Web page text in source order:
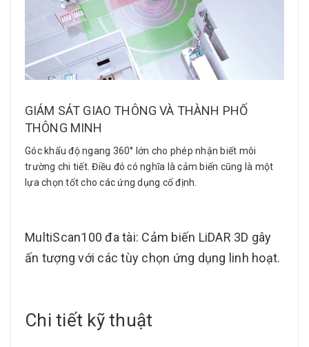
GIÁM SÁT GIAO THÔNG VÀ THÀNH PHỐ
THÔNG MINH
Góc khẩu độ ngang 360° lớn cho phép nhận biết môi
trường chi tiết. Điều đó có nghĩa là cảm biến cũng là một
lựa chọn tốt cho các ứng dụng cố định.
MultiScan100 đa tài: Cảm biến LiDAR 3D gây
ấn tượng với các tùy chọn ứng dụng linh hoạt.
Chi tiết kỹ thuật